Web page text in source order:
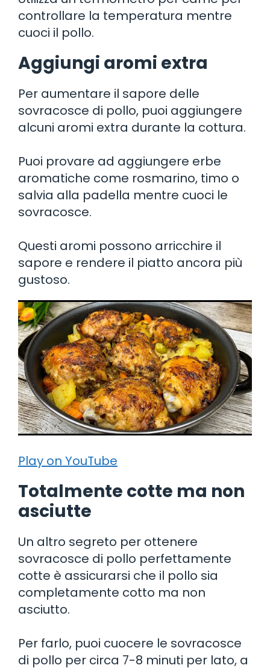
controllare la temperatura mentre
cuoci il pollo.
Aggiungi aromi extra
Per aumentare il sapore delle
sovracosce di pollo, puoi aggiungere
alcuni aromi extra durante la cottura.
Puoi provare ad aggiungere erbe
aromatiche come rosmarino, timo o
salvia alla padella mentre cuoci le
sovracosce.
Questi aromi possono arricchire il
sapore e rendere il piatto ancora più
gustoso.
Play on YouTube
Totalmente cotte ma non
asciutte
Un altro segreto per ottenere
sovracosce di pollo perfettamente
cotte è assicurarsi che il pollo sia
completamente cotto ma non
asciutto.
Per farlo, puoi cuocere le sovracosce
di pollo per circa 7-8 minuti per lato, a